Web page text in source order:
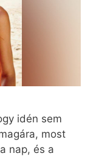
idén sem
most
nap, és a